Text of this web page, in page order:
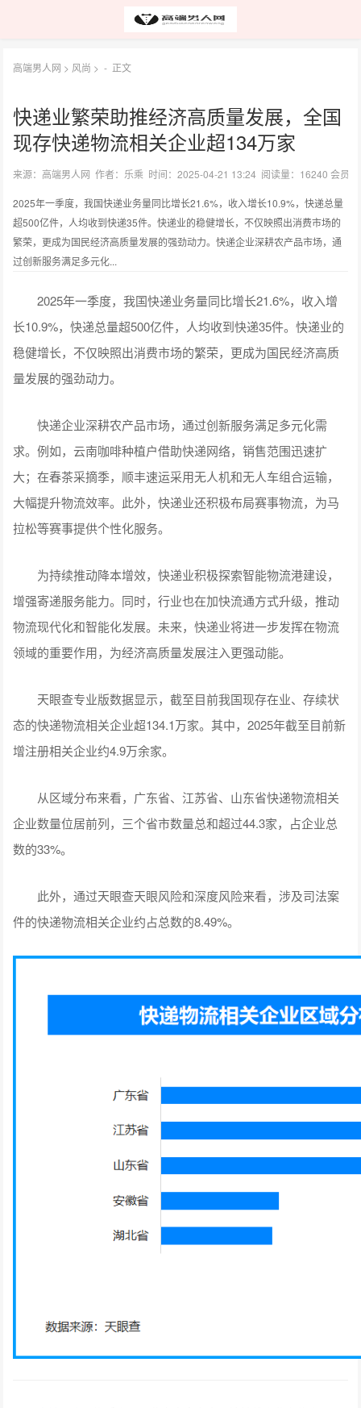
高端男人网 > 风尚 > - 正文
快递业繁荣助推经济高质量发展，全国
现存快递物流相关企业超134万家
来源：高端男人网 作者：乐乘 时间：2025-04-21 13:24 阅读量：16240 会员
2025年一季度，我国快递业务量同比增长21.6%，收入增长10.9%，快递总量
超500亿件，人均收到快递35件。快递业的稳健增长，不仅映照出消费市场的
繁荣，更成为国民经济高质量发展的强劲动力。快递企业深耕农产品市场，通
过创新服务满足多元化...
2025年一季度，我国快递业务量同比增长21.6%，收入增
长10.9%，快递总量超500亿件，人均收到快递35件。快递业的
稳健增长，不仅映照出消费市场的繁荣，更成为国民经济高质
量发展的强劲动力。
快递企业深耕农产品市场，通过创新服务满足多元化需
求。例如，云南咖啡种植户借助快递网络，销售范围迅速扩
大；在春茶采摘季，顺丰速运采用无人机和无人车组合运输，
大幅提升物流效率。此外，快递业还积极布局赛事物流，为马
拉松等赛事提供个性化服务。
为持续推动降本增效，快递业积极探索智能物流港建设，
增强寄递服务能力。同时，行业也在加快流通方式升级，推动
物流现代化和智能化发展。未来，快递业将进一步发挥在物流
领域的重要作用，为经济高质量发展注入更强动能。
天眼查专业版数据显示，截至目前我国现存在业、存续状
态的快递物流相关企业超134.1万家。其中，2025年截至目前新
增注册相关企业约4.9万余家。
从区域分布来看，广东省、江苏省、山东省快递物流相关
企业数量位居前列，三个省市数量总和超过44.3家，占企业总
数的33%。
此外，通过天眼查天眼风险和深度风险来看，涉及司法案
件的快递物流相关企业约占总数的8.49%。